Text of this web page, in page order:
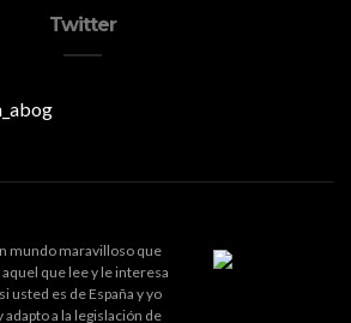
Twitter
mundo maravilloso que
que lee y le interesa
usted es de España y yo
a la legislación de